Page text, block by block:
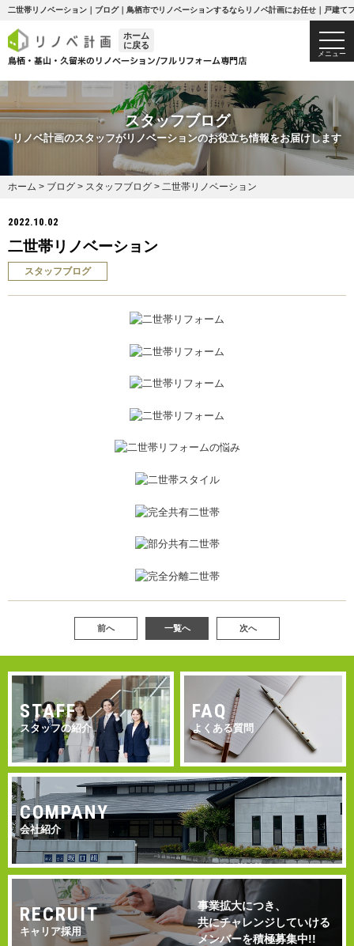
二世帯リノベーション｜ブログ｜鳥栖市でリノベーションするならリノベ計画にお任せ｜戸建て
ホーム
に戻る
メニュー
スタッフブログ
リノベ計画のスタッフがリノベーションのお役立ち情報をお届けします
ホーム > ブログ > スタッフブログ > 二世帯リノベーション
2022.10.02
二世帯リノベーション
スタッフブログ
前へ 一覧へ 次へ
STAFF
スタッフの紹介
FAQ
よくある質問
COMPANY
会社紹介
RECRUIT
キャリア採用
事業拡大につき、
共にチャレンジしていける
メンバーを積極募集中!!